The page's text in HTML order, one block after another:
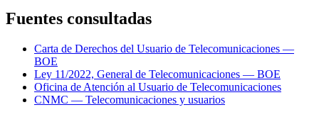
Fuentes consultadas
Carta de Derechos del Usuario de Telecomunicaciones —
BOE
Ley 11/2022, General de Telecomunicaciones — BOE
Oficina de Atención al Usuario de Telecomunicaciones
CNMC — Telecomunicaciones y usuarios